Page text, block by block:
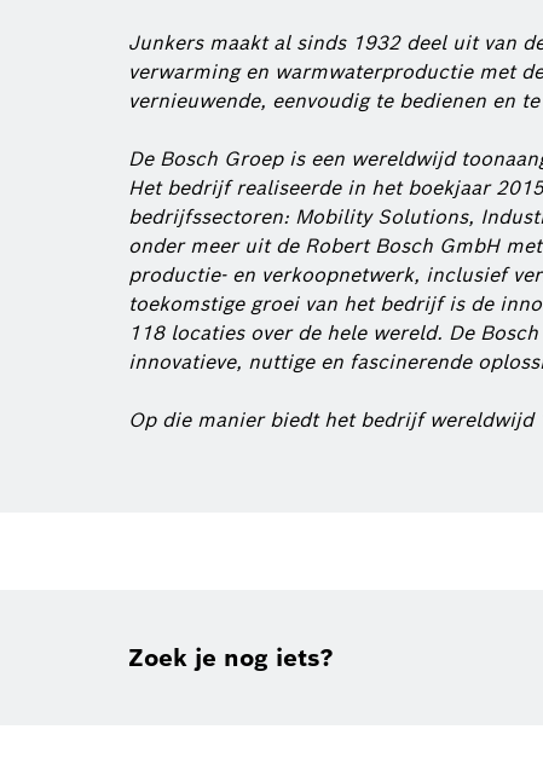
Junkers maakt al sinds 1932 deel uit van
verwarming en warmwaterproductie met
vernieuwende, eenvoudig te bedienen en
De Bosch Groep is een wereldwijd
Het bedrijf realiseerde in het boekjaar
bedrijfssectoren: Mobility Solutions,
onder meer uit de Robert Bosch GmbH
productie- en verkoopnetwerk, inclusief
toekomstige groei van het bedrijf is de
118 locaties over de hele wereld. De
innovatieve, nuttige en fascinerende
Op die manier biedt het bedrijf wereldwijd
Zoek je nog iets?